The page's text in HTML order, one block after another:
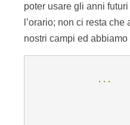
poter usare gli anni
l’orario; non ci resta
nostri campi ed abbiamo
...